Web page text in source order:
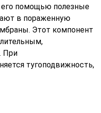
его помощью полезные
в пораженную
Этот компонент
При
тугоподвижность,